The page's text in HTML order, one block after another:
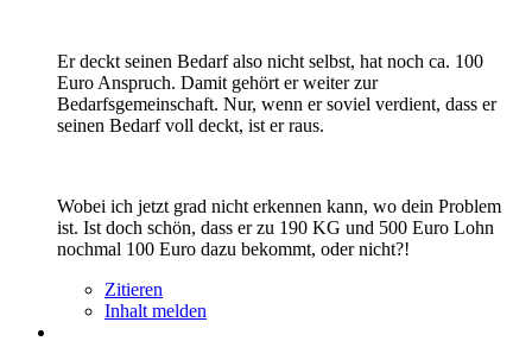
Er deckt seinen Bedarf also nicht selbst, hat noch ca. 100
Euro Anspruch. Damit gehört er weiter zur
Bedarfsgemeinschaft. Nur, wenn er soviel verdient, dass er
seinen Bedarf voll deckt, ist er raus.
Wobei ich jetzt grad nicht erkennen kann, wo dein Problem
ist. Ist doch schön, dass er zu 190 KG und 500 Euro Lohn
nochmal 100 Euro dazu bekommt, oder nicht?!
Zitieren
Inhalt melden